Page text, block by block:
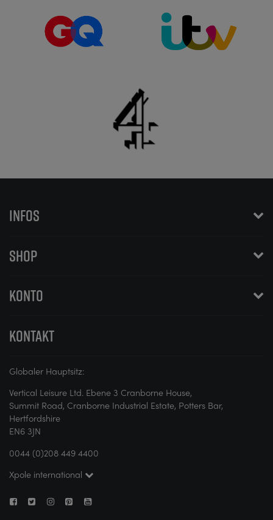
INFOS
SHOP
KONTO
KONTAKT
Globaler Hauptsitz:
Vertical Leisure Ltd. Ebene 3 Cranborne House,
Summit Road, Cranborne Industrial Estate, Potters Bar,
Hertfordshire
EN6 3JN
0044 (0)208 449 4400
Xpole international